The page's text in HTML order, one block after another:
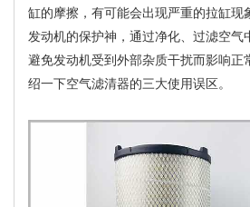
缸的摩擦，有可能会出现严重的拉缸现
发动机的保护神，通过净化、过滤空气
避免发动机受到外部杂质干扰而影响正
绍一下空气滤清器的三大使用误区。